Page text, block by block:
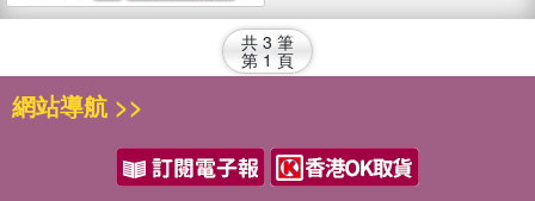
共 3 筆
第 1 頁
網站導航 >>